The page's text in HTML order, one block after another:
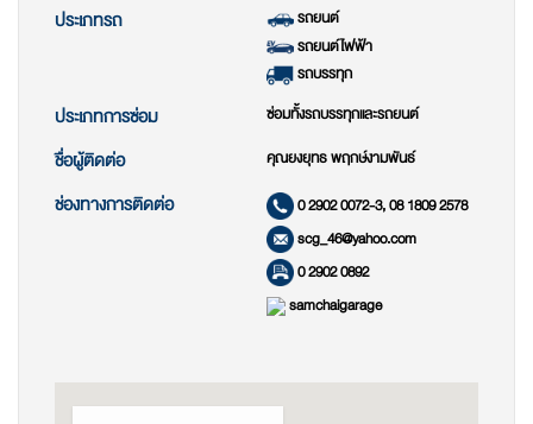
ประเภทรถ
รถยนต์
รถยนต์ไฟฟ้า
รถบรรทุก
ประเภทการซ่อม ซ่อมทั้งรถบรรทุกและรถยนต์
ชื่อผู้ติดต่อ คุณยงยุทธ พฤกษ์งามพันธ์
ช่องทางการติดต่อ
0 2902 0072-3, 08 1809 2578
scg_46@yahoo.com
0 2902 0892
samchaigarage